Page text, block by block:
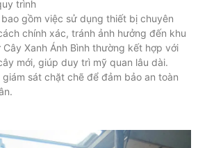
trình
gồm việc sử dụng thiết bị chuyên
chính xác, tránh ảnh hưởng đến khu
Xanh Ánh Bình thường kết hợp với
mới, giúp duy trì mỹ quan lâu dài.
sát chặt chẽ để đảm bảo an toàn